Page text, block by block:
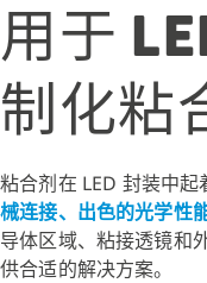
用于
制化粘
粘合剂在 LED 封装中
械连接、出色的光学性
导体区域、粘接透镜和
供合适的解决方案。